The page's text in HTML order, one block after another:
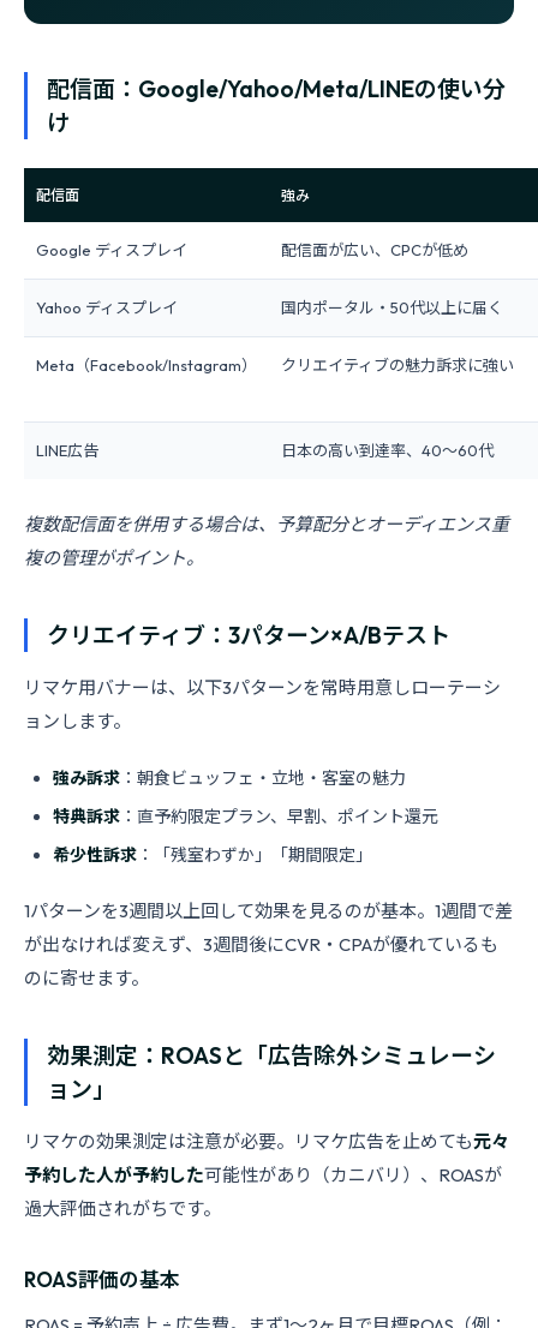
配信面：Google/Yahoo/Meta/LINEの使い分
け
配信面 強み
Google ディスプレイ 配信面が広い、CPCが低め
Yahoo ディスプレイ 国内ポータル・50代以上に届く
Meta（Facebook/Instagram） クリエイティブの魅力訴求に強い
LINE広告 日本の高い到達率、40〜60代
複数配信面を併用する場合は、予算配分とオーディエンス重
複の管理がポイント。
クリエイティブ：3パターン×A/Bテスト
リマケ用バナーは、以下3パターンを常時用意しローテーシ
ョンします。
強み訴求 ：朝食ビュッフェ・立地・客室の魅力
特典訴求 ：直予約限定プラン、早割、ポイント還元
希少性訴求 ：「残室わずか」「期間限定」
1パターンを3週間以上回して効果を見るのが基本。1週間で差
が出なければ変えず、3週間後にCVR・CPAが優れているも
のに寄せます。
効果測定：ROASと「広告除外シミュレーシ
ョン」
リマケの効果測定は注意が必要。リマケ広告を止めても元々
予約した人が予約した可能性があり（カニバリ）、ROASが
過大評価されがちです。
ROAS評価の基本